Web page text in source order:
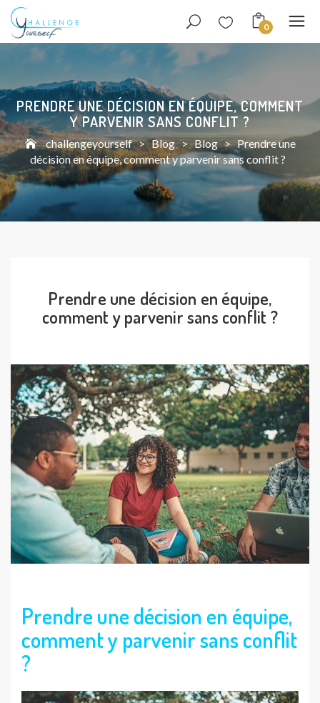
0
PRENDRE UNE DÉCISION EN ÉQUIPE, COMMENT
Y PARVENIR SANS CONFLIT ?
challengeyourself > Blog > Blog > Prendre une
décision en équipe, comment y parvenir sans conflit ?
Prendre une décision en équipe,
comment y parvenir sans conflit ?
Prendre une décision en équipe,
comment y parvenir sans conflit
?